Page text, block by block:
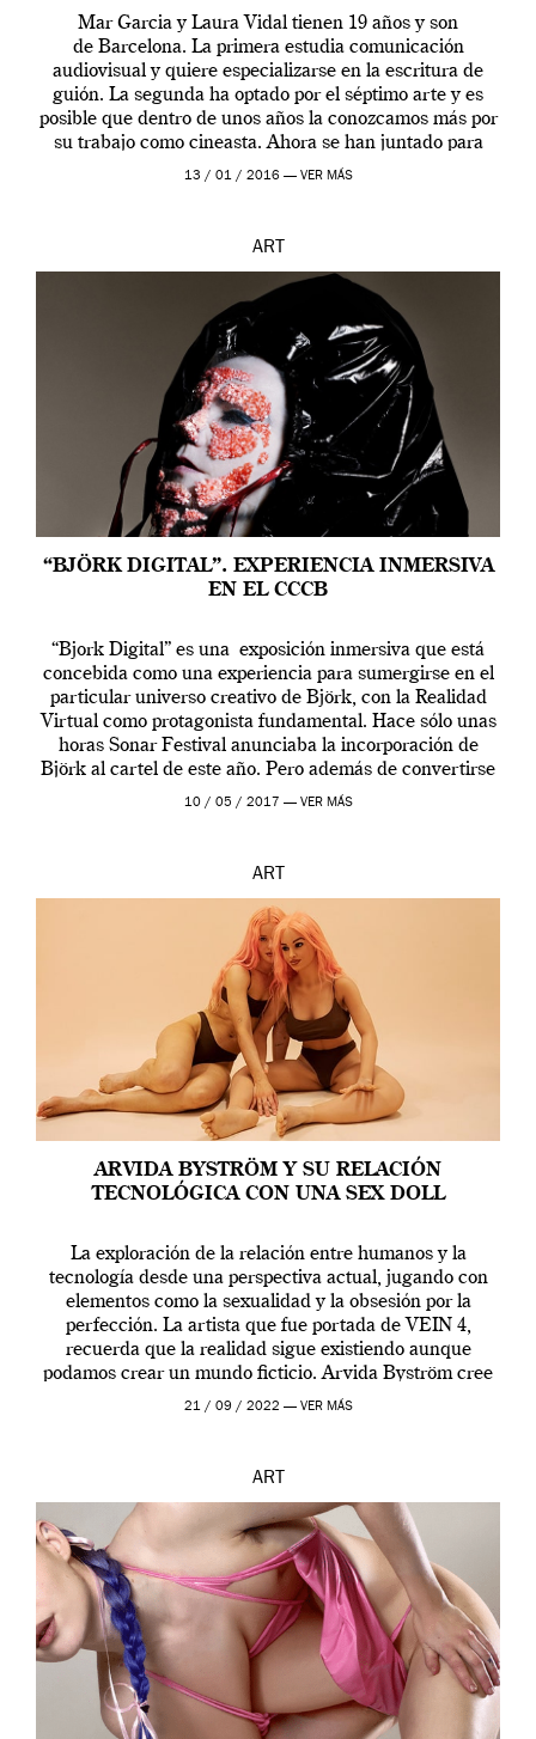
Mar Garcia y Laura Vidal tienen 19 años y son
de Barcelona. La primera estudia comunicación
audiovisual y quiere especializarse en la escritura de
guión. La segunda ha optado por el séptimo arte y es
posible que dentro de unos años la conozcamos más por
su trabajo como cineasta. Ahora se han juntado para
contarnos una […]
13 / 01 / 2016 — VER MÁS
ART
“BJÖRK DIGITAL”. EXPERIENCIA INMERSIVA
EN EL CCCB
“Bjork Digital” es una exposición inmersiva que está
concebida como una experiencia para sumergirse en el
particular universo creativo de Björk, con la Realidad
Virtual como protagonista fundamental. Hace sólo unas
horas Sonar Festival anunciaba la incorporación de
Björk al cartel de este año. Pero además de convertirse
en una de las actuaciones más relevantes […]
10 / 05 / 2017 — VER MÁS
ART
ARVIDA BYSTRÖM Y SU RELACIÓN
TECNOLÓGICA CON UNA SEX DOLL
La exploración de la relación entre humanos y la
tecnología desde una perspectiva actual, jugando con
elementos como la sexualidad y la obsesión por la
perfección. La artista que fue portada de VEIN 4,
recuerda que la realidad sigue existiendo aunque
podamos crear un mundo ficticio. Arvida Byström cree
que los humanos tienen un complejo […]
21 / 09 / 2022 — VER MÁS
ART